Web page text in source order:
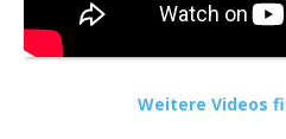
Weitere Videos